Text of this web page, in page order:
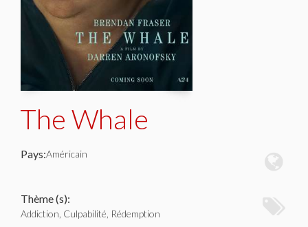
The Whale
Pays:Américain
Thème (s):
Addiction, Culpabilité, Rédemption